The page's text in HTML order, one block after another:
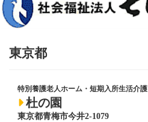
東京都
特別養護老人ホーム・短期入所生活介護
杜の園
東京都青梅市今井2-1079